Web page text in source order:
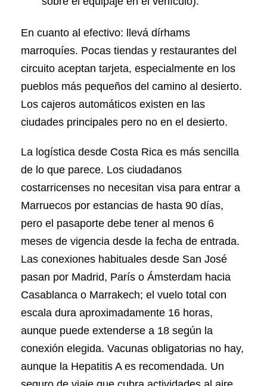
En cuanto al efectivo: llevá dírhams
marroquíes. Pocas tiendas y restaurantes del
circuito aceptan tarjeta, especialmente en los
pueblos más pequeños del camino al desierto.
Los cajeros automáticos existen en las
ciudades principales pero no en el desierto.
La logística desde Costa Rica es más sencilla
de lo que parece. Los ciudadanos
costarricenses no necesitan visa para entrar a
Marruecos por estancias de hasta 90 días,
pero el pasaporte debe tener al menos 6
meses de vigencia desde la fecha de entrada.
Las conexiones habituales desde San José
pasan por Madrid, París o Ámsterdam hacia
Casablanca o Marrakech; el vuelo total con
escala dura aproximadamente 16 horas,
aunque puede extenderse a 18 según la
conexión elegida. Vacunas obligatorias no hay,
aunque la Hepatitis A es recomendada. Un